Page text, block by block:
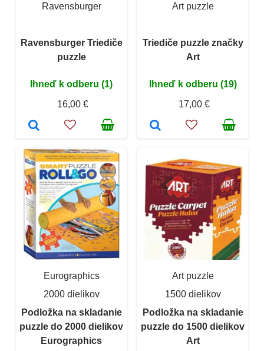
Ravensburger
Ravensburger Triediče
puzzle
Ihneď k odberu (1)
16,00 €
Art puzzle
Triediče puzzle značky
Art
Ihneď k odberu (19)
17,00 €
Eurographics
2000 dielikov
Podložka na skladanie
puzzle do 2000 dielikov
Eurographics
Art puzzle
1500 dielikov
Podložka na skladanie
puzzle do 1500 dielikov
Art